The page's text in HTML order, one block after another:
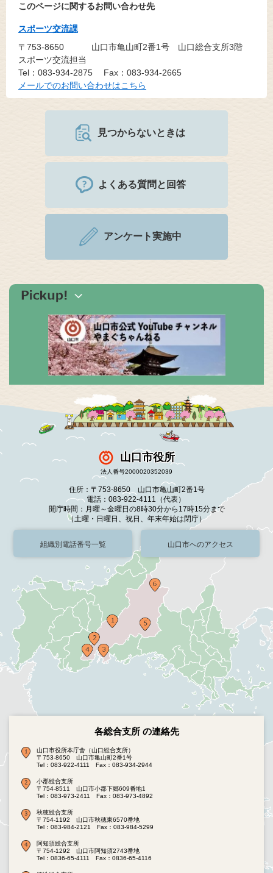
このページに関するお問い合わせ先
スポーツ交流課
〒753-8650
山口市亀山町2番1号 山口総合支所3階
スポーツ交流担当
Tel：083-934-2875
Fax：083-934-2665
メールでのお問い合わせはこちら
見つからないときは
よくある質問と回答
アンケート実施中
山口市役所
法人番号2000020352039
住所：〒753-8650 山口市亀山町2番1号
電話：083-922-4111（代表）
開庁時間：月曜～金曜日の8時30分から17時15分まで
（土曜・日曜日、祝日、年末年始は閉庁）
組織別電話番号一覧 山口市へのアクセス
各総合支所 の連絡先
山口市役所本庁舎（山口総合支所）
〒753-8650 山口市亀山町2番1号
Tel：083-922-4111
Fax：083-934-2944
小郡総合支所
〒754-8511 山口市小郡下郷609番地1
Tel：083-973-2411
Fax：083-973-4892
秋穂総合支所
〒754-1192 山口市秋穂東6570番地
Tel：083-984-2121
Fax：083-984-5299
阿知須総合支所
〒754-1292 山口市阿知須2743番地
Tel：0836-65-4111
Fax：0836-65-4116